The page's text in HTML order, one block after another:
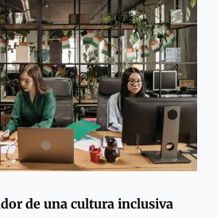
de una cultura inclusiva